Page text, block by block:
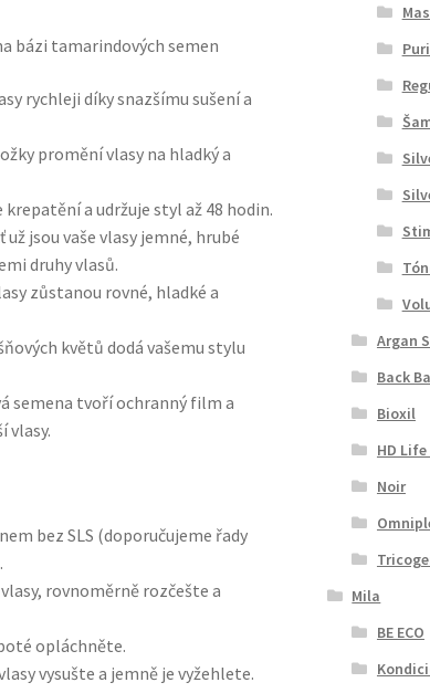
bázi tamarindových semen
rychleji díky snazšímu sušení a
promění vlasy na hladký a
krepatění a udržuje styl až 48 hodin.
už jsou vaše vlasy jemné, hrubé
druhy vlasů.
zůstanou rovné, hladké a
květů dodá vašemu stylu
semena tvoří ochranný film a
vlasy.
bez SLS (doporučujeme řady
rovnoměrně rozčešte a
opláchněte.
vysušte a jemně je vyžehlete.
Argan
Back
Bioxil
HD
Noir
Mila
BE ECO